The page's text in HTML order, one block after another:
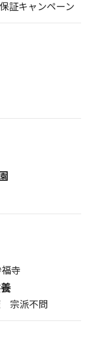
証キャンペーン
寺
宗派不問